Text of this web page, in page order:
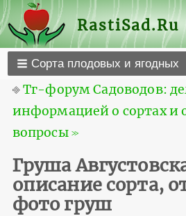
RastiSad.Ru
Сорта плодовых и ягодных
⎆Тг-форум Садоводов:
информацией о сортах и
вопросы ≫
Груша
описание сорта,
фото груш